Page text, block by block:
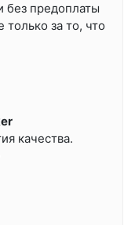
без предоплаты
только за то, что
качества.